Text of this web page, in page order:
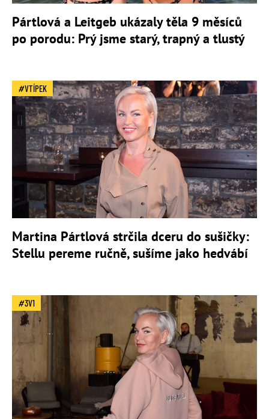
Pártlová a Leitgeb ukázaly těla 9 měsíců
po porodu: Prý jsme starý, trapný a tlustý
VTÍPEK
Martina Pártlová strčila dceru do sušičky:
Stellu pereme ručně, sušíme jako hedvábí
3V1